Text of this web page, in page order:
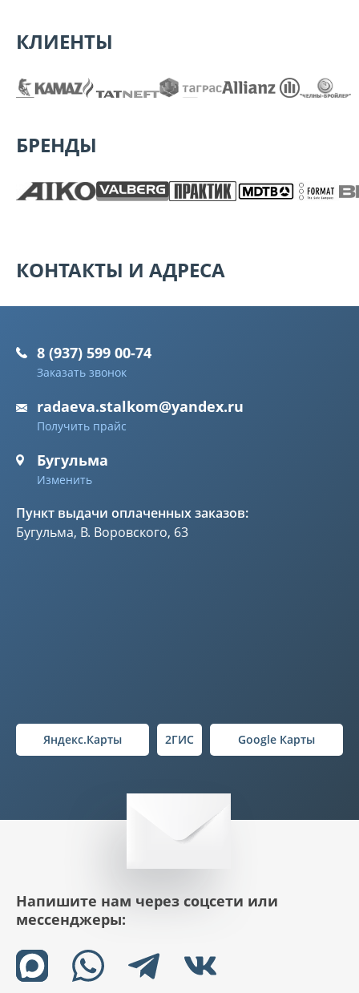
КЛИЕНТЫ
БРЕНДЫ
КОНТАКТЫ И АДРЕСА
8 (937) 599 00-74
Заказать звонок
radaeva.stalkom@yandex.ru
Получить прайс
Бугульма
Изменить
Пункт выдачи оплаченных заказов:
Бугульма, В. Воровского, 63
Яндекс.Карты 2ГИС Google Карты
Напишите нам через соцсети или
мессенджеры: